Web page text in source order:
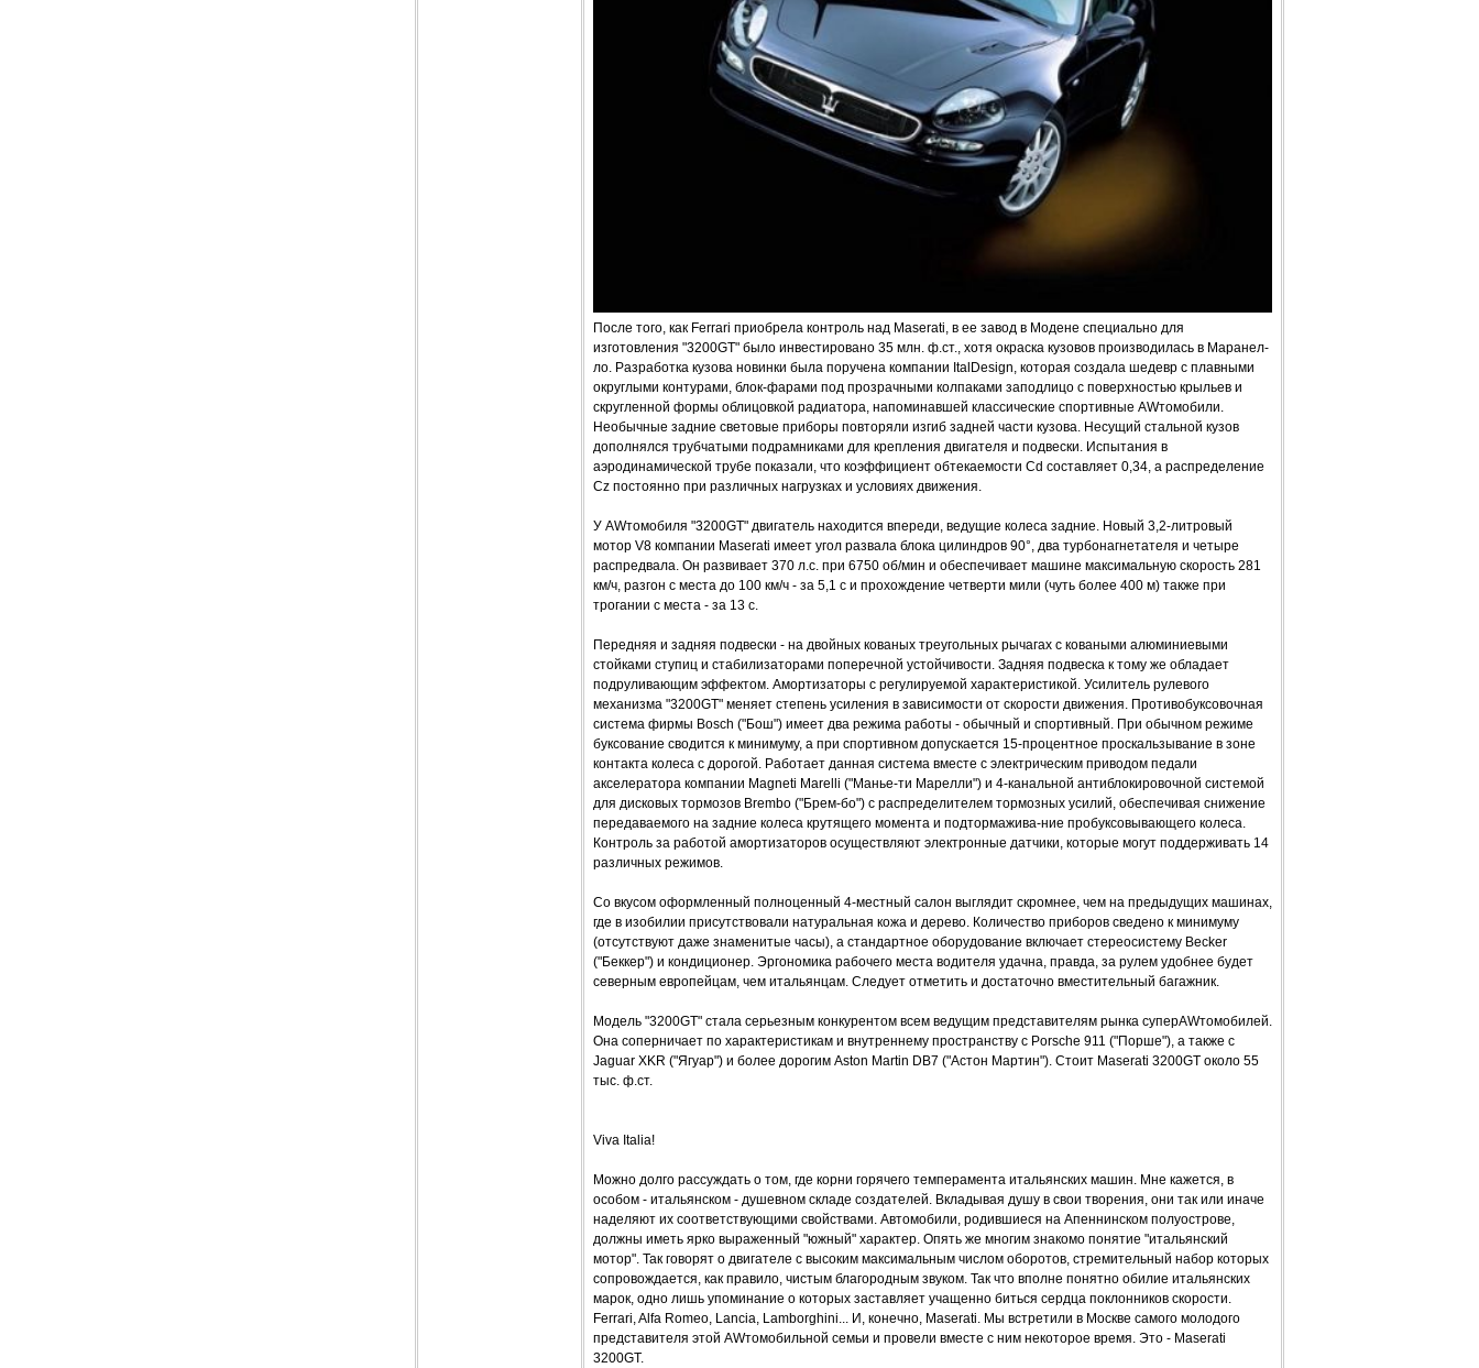
После того, как Ferrari приобрела контроль над Maserati, в ее завод в Модене специально для
изготовления "3200GT" было инвестировано 35 млн. ф.ст., хотя окраска кузовов производилась в Маранел-
ло. Разработка кузова новинки была поручена компании ItalDesign, которая создала шедевр с плавными
округлыми контурами, блок-фарами под прозрачными колпаками заподлицо с поверхностью крыльев и
скругленной формы облицовкой радиатора, напоминавшей классические спортивные AWтомобили.
Необычные задние световые приборы повторяли изгиб задней части кузова. Несущий стальной кузов
дополнялся трубчатыми подрамниками для крепления двигателя и подвески. Испытания в
аэродинамической трубе показали, что коэффициент обтекаемости Cd составляет 0,34, а распределение
Cz постоянно при различных нагрузках и условиях движения.
У AWтомобиля "3200GT" двигатель находится впереди, ведущие колеса задние. Новый 3,2-литровый
мотор V8 компании Maserati имеет угол развала блока цилиндров 90°, два турбонагнетателя и четыре
распредвала. Он развивает 370 л.с. при 6750 об/мин и обеспечивает машине максимальную скорость 281
км/ч, разгон с места до 100 км/ч - за 5,1 с и прохождение четверти мили (чуть более 400 м) также при
трогании с места - за 13 с.
Передняя и задняя подвески - на двойных кованых треугольных рычагах с коваными алюминиевыми
стойками ступиц и стабилизаторами поперечной устойчивости. Задняя подвеска к тому же обладает
подруливающим эффектом. Амортизаторы с регулируемой характеристикой. Усилитель рулевого
механизма "3200GT" меняет степень усиления в зависимости от скорости движения. Противобуксовочная
система фирмы Bosch ("Бош") имеет два режима работы - обычный и спортивный. При обычном режиме
буксование сводится к минимуму, а при спортивном допускается 15-процентное проскальзывание в зоне
контакта колеса с дорогой. Работает данная система вместе с электрическим приводом педали
акселератора компании Magneti Marelli ("Манье-ти Марелли") и 4-канальной антиблокировочной системой
для дисковых тормозов Brembo ("Брем-бо") с распределителем тормозных усилий, обеспечивая снижение
передаваемого на задние колеса крутящего момента и подтормажива-ние пробуксовывающего колеса.
Контроль за работой амортизаторов осуществляют электронные датчики, которые могут поддерживать 14
различных режимов.
Со вкусом оформленный полноценный 4-местный салон выглядит скромнее, чем на предыдущих машинах,
где в изобилии присутствовали натуральная кожа и дерево. Количество приборов сведено к минимуму
(отсутствуют даже знаменитые часы), а стандартное оборудование включает стереосистему Becker
("Беккер") и кондиционер. Эргономика рабочего места водителя удачна, правда, за рулем удобнее будет
северным европейцам, чем итальянцам. Следует отметить и достаточно вместительный багажник.
Модель "3200GT" стала серьезным конкурентом всем ведущим представителям рынка суперAWтомобилей.
Она соперничает по характеристикам и внутреннему пространству с Porsche 911 ("Порше"), а также с
Jaguar XKR ("Ягуар") и более дорогим Aston Martin DB7 ("Астон Мартин"). Стоит Maserati 3200GT около 55
тыс. ф.ст.
Viva Italia!
Можно долго рассуждать о том, где корни горячего темперамента итальянских машин. Мне кажется, в
особом - итальянском - душевном складе создателей. Вкладывая душу в свои творения, они так или иначе
наделяют их соответствующими свойствами. Автомобили, родившиеся на Апеннинском полуострове,
должны иметь ярко выраженный "южный" характер. Опять же многим знакомо понятие "итальянский
мотор". Так говорят о двигателе с высоким максимальным числом оборотов, стремительный набор которых
сопровождается, как правило, чистым благородным звуком. Так что вполне понятно обилие итальянских
марок, одно лишь упоминание о которых заставляет учащенно биться сердца поклонников скорости.
Ferrari, Alfa Romeo, Lancia, Lamborghini... И, конечно, Maserati. Мы встретили в Москве самого молодого
представителя этой AWтомобильной семьи и провели вместе с ним некоторое время. Это - Maserati
3200GT.